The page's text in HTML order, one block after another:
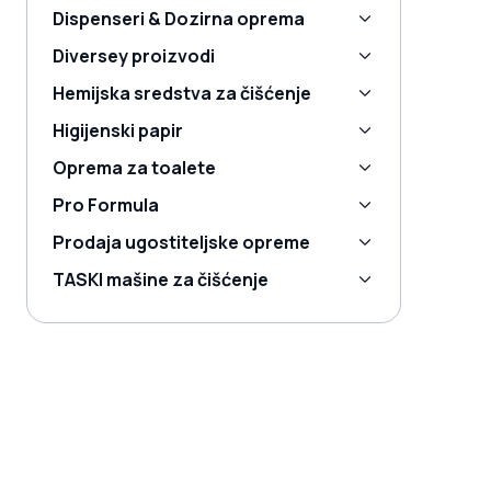
Dispenseri & Dozirna oprema
Diversey proizvodi
Hemijska sredstva za čišćenje
Higijenski papir
Oprema za toalete
Pro Formula
Prodaja ugostiteljske opreme
TASKI mašine za čišćenje